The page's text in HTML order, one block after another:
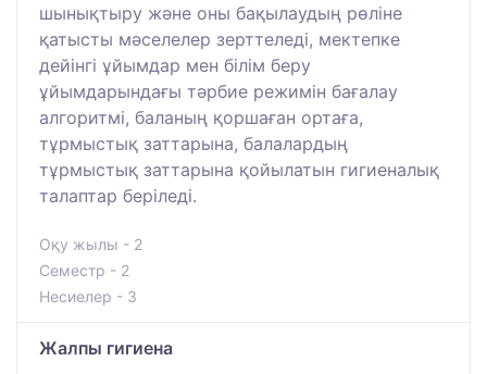
шынықтыру және оны бақылаудың рөліне
қатысты мәселелер зерттеледі, мектепке
дейінгі ұйымдар мен білім беру
ұйымдарындағы тәрбие режимін бағалау
алгоритмі, баланың қоршаған ортаға,
тұрмыстық заттарына, балалардың
тұрмыстық заттарына қойылатын гигиеналық
талаптар беріледі.
Оқу жылы - 2
Семестр - 2
Несиелер - 3
Жалпы гигиена